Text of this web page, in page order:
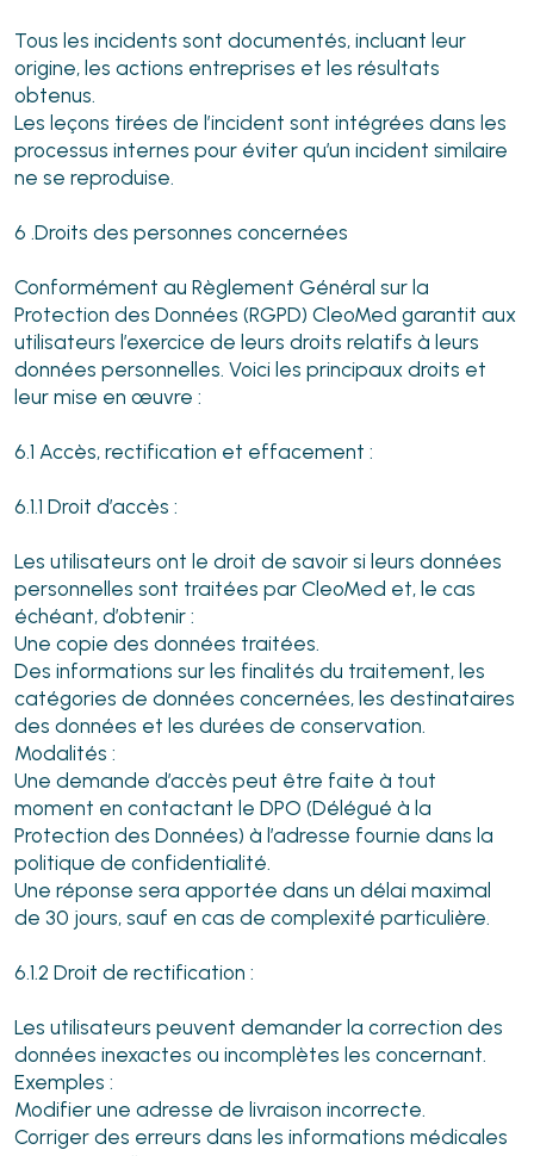
Tous les incidents sont documentés, incluant leur
origine, les actions entreprises et les résultats
obtenus.
Les leçons tirées de l’incident sont intégrées dans les
processus internes pour éviter qu’un incident similaire
ne se reproduise.
6 .Droits des personnes concernées
Conformément au Règlement Général sur la
Protection des Données (RGPD) CleoMed garantit aux
utilisateurs l’exercice de leurs droits relatifs à leurs
données personnelles. Voici les principaux droits et
leur mise en œuvre :
6.1 Accès, rectification et effacement :
6.1.1 Droit d’accès :
Les utilisateurs ont le droit de savoir si leurs données
personnelles sont traitées par CleoMed et, le cas
échéant, d’obtenir :
Une copie des données traitées.
Des informations sur les finalités du traitement, les
catégories de données concernées, les destinataires
des données et les durées de conservation.
Modalités :
Une demande d’accès peut être faite à tout
moment en contactant le DPO (Délégué à la
Protection des Données) à l’adresse fournie dans la
politique de confidentialité.
Une réponse sera apportée dans un délai maximal
de 30 jours, sauf en cas de complexité particulière.
6.1.2 Droit de rectification :
Les utilisateurs peuvent demander la correction des
données inexactes ou incomplètes les concernant.
Exemples :
Modifier une adresse de livraison incorrecte.
Corriger des erreurs dans les informations médicales